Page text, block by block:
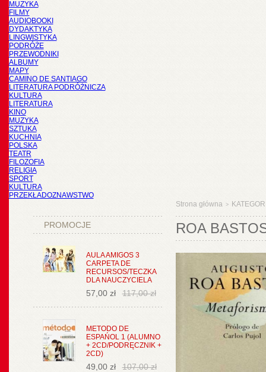
MUZYKA
FILMY
AUDIOBOOKI
DYDAKTYKA
LINGWISTYKA
PODRÓŻE
PRZEWODNIKI
ALBUMY
MAPY
CAMINO DE SANTIAGO
LITERATURA PODRÓŻNICZA
KULTURA
LITERATURA
KINO
MUZYKA
SZTUKA
KUCHNIA
POLSKA
TEATR
FILOZOFIA
RELIGIA
SPORT
KULTURA
PRZEKŁADOZNAWSTWO
PROMOCJE
AULA AMIGOS 3
CARPETA DE
RECURSOS/TECZKA
DLA NAUCZYCIELA
57,00 zł 117,00 zł
METODO DE
ESPAŃOL 1 (ALUMNO
+ 2CD/PODRĘCZNIK +
2CD)
49,00 zł 107,00 zł
Strona główna >
ROA